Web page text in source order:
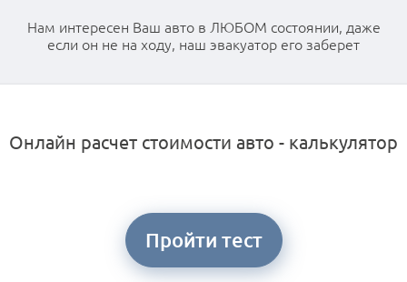
Нам интересен Ваш авто в ЛЮБОМ состоянии, даже
если он не на ходу, наш эвакуатор его заберет
Онлайн расчет стоимости авто - калькулятор
Пройти тест